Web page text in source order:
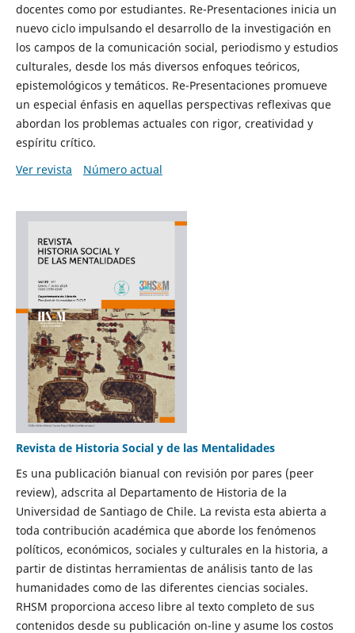
docentes como por estudiantes. Re-Presentaciones inicia un
nuevo ciclo impulsando el desarrollo de la investigación en
los campos de la comunicación social, periodismo y estudios
culturales, desde los más diversos enfoques teóricos,
epistemológicos y temáticos. Re-Presentaciones promueve
un especial énfasis en aquellas perspectivas reflexivas que
abordan los problemas actuales con rigor, creatividad y
espíritu crítico.
Ver revista
Número actual
Revista de Historia Social y de las Mentalidades
Es una publicación bianual con revisión por pares (peer
review), adscrita al Departamento de Historia de la
Universidad de Santiago de Chile. La revista esta abierta a
toda contribución académica que aborde los fenómenos
políticos, económicos, sociales y culturales en la historia, a
partir de distintas herramientas de análisis tanto de las
humanidades como de las diferentes ciencias sociales.
RHSM proporciona acceso libre al texto completo de sus
contenidos desde su publicación on-line y asume los costos